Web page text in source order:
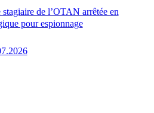
stagiaire de l’OTAN arrêtée en
pour espionnage